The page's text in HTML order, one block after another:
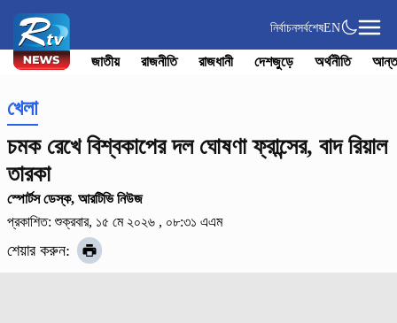
নির্বাচনসর্বশেষEN
জাতীয় রাজনীতি রাজধানী দেশজুড়ে অর্থনীতি
খেলা
চমক রেখে বিশ্বকাপের দল ঘোষণা ফ্রান্সের, বাদ রিয়াল
তারকা
স্পোর্টস ডেস্ক, আরটিভি নিউজ
প্রকাশিত: শুক্রবার, ১৫ মে ২০২৬ , ০৮:৩১ এএম
শেয়ার করুন: